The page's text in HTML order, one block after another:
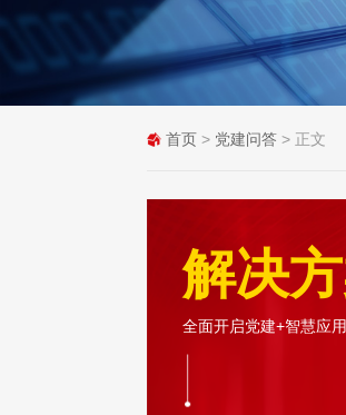
首页 > 党建问答 > 正文
解决
全面开启党建+智慧应